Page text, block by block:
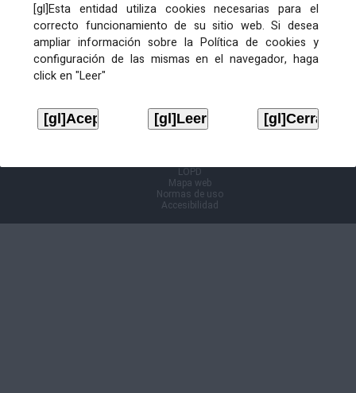
[gl]Esta entidad utiliza cookies necesarias para el
correcto funcionamiento de su sitio web. Si desea
ampliar información sobre la Política de cookies y
configuración de las mismas en el navegador, haga
click en "Leer"
LOPD
Mapa web
Normas de uso
Accesibilidad